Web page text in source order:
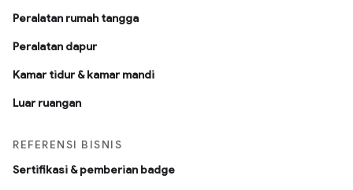
Peralatan rumah tangga
Peralatan dapur
Kamar tidur & kamar mandi
Luar ruangan
REFERENSI BISNIS
Sertifikasi & pemberian badge